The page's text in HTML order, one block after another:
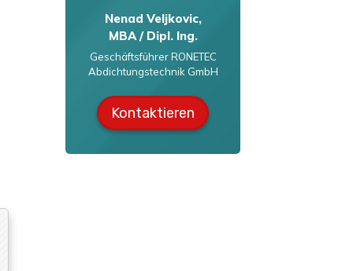
Nenad Veljkovic,
MBA / Dipl. Ing.
Geschäftsführer RONETEC
Abdichtungstechnik GmbH
Kontaktieren